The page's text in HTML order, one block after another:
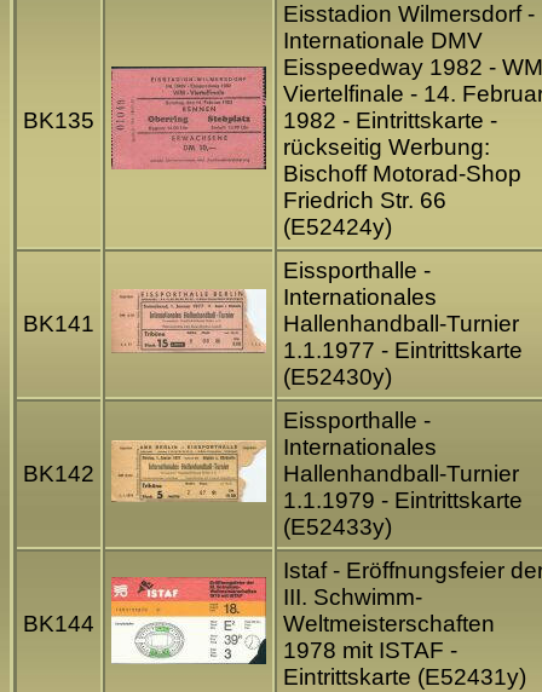
BK135
Eisstadion Wilmersdorf -
Internationale DMV
Eisspeedway 1982 - WM
Viertelfinale - 14.
1982 - Eintrittskarte -
rückseitig Werbung:
Bischoff Motorad-Shop
Friedrich Str. 66
(E52424y)
BK141
Eissporthalle -
Internationales
Hallenhandball-Turnier
1.1.1977 - Eintrittskarte
(E52430y)
BK142
Eissporthalle -
Internationales
Hallenhandball-Turnier
1.1.1979 - Eintrittskarte
(E52433y)
BK144
Istaf - Eröffnungsfeier
III. Schwimm-
Weltmeisterschaften
1978 mit ISTAF -
Eintrittskarte (E52431y)